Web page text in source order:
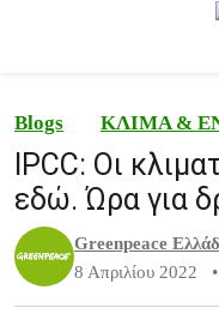
Blogs ΚΛΙΜΑ &
IPCC: Οι
εδώ. Ώρα για
Greenpeace
8 Απριλίου 2022
•